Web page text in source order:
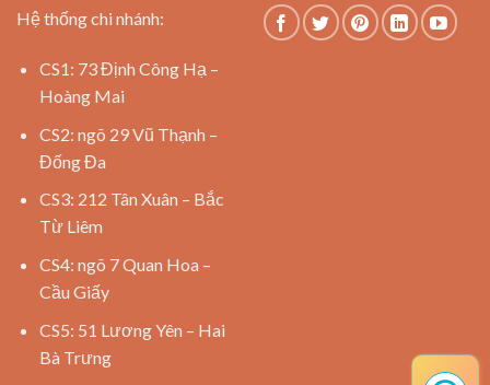
Hệ thống chi nhánh:
CS1: 73 Định Công Hạ –
Hoàng Mai
CS2: ngõ 29 Vũ Thạnh –
Đống Đa
CS3: 212 Tân Xuân – Bắc
Từ Liêm
CS4: ngõ 7 Quan Hoa –
Cầu Giấy
CS5: 51 Lương Yên – Hai
Bà Trưng